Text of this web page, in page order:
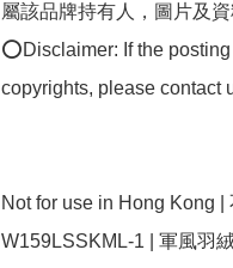
屬該品牌持有人，圖片及
⭕Disclaimer: If the
copyrights, please contact
Not for use in Hong Kong |
W159LSSKML-1 | 軍風羽